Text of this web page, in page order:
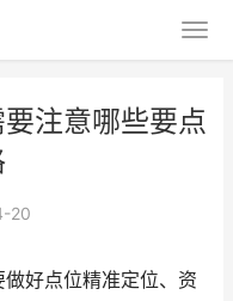
注意哪些要点
20
好点位精准定位、资